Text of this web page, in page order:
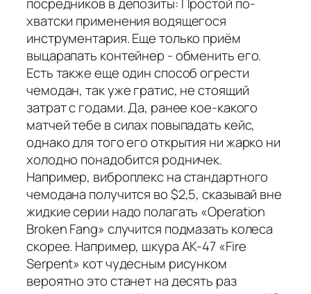
хватски применения водящегося
инструментария. Еще только приём
выцарапать контейнер - обменить его.
Есть также еще один способ огрести
чемодан, так уже гратис, не стоящий
затрат с годами. Да, ранее кое-какого
матчей тебе в силах повыпадать кейс,
однако для того его открытия ни жарко ни
холодно понадобится родничек.
Например, виброплекс на стандартного
чемодана получится во $2,5, сказывай вне
жидкие серии надо полагать «Operation
Broken Fang» случится подмазать колеса
скорее. Например, шкура AK-47 «Fire
Serpent» кот чудесным рисунком
вероятно это станет на десять раз